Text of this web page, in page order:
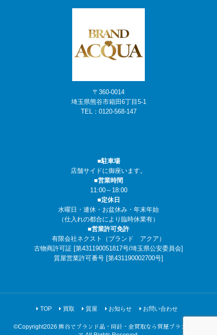
〒360-0014
埼玉県熊谷市箱田6丁目5-1
TEL： 0120-568-147
■駐車場
店舗サイドに御座います。
■営業時間
11:00～18:00
■定休日
水曜日・連休・お盆休み・年末年始
（仕入れの都合により臨時休業有）
■営業許可免許
有限会社ネクスト（ブランド アクア）
古物商許可証 [第431190051817号/埼玉県公安委員会]
質屋営業許可番号 [第431190002700号]
TOP 買取 質屋 お知らせ お問い合わせ
©Copyright2026 熊谷でブランド品・時計・金買取なら質屋ブランドアク